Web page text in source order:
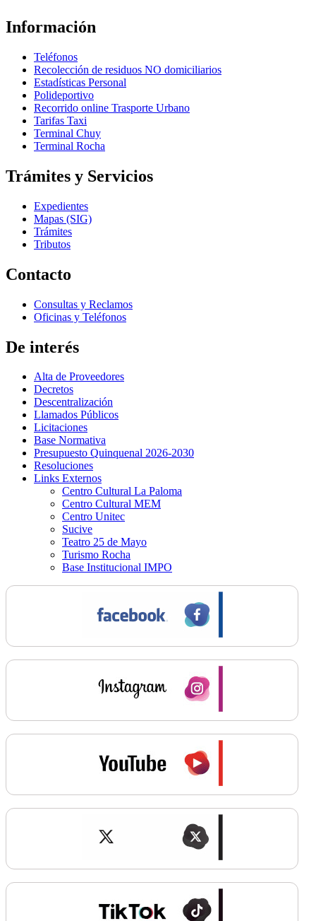
Información
Teléfonos
Recolección de residuos NO domiciliarios
Estadísticas Personal
Polideportivo
Recorrido online Trasporte Urbano
Tarifas Taxi
Terminal Chuy
Terminal Rocha
Trámites y Servicios
Expedientes
Mapas (SIG)
Trámites
Tributos
Contacto
Consultas y Reclamos
Oficinas y Teléfonos
De interés
Alta de Proveedores
Decretos
Descentralización
Llamados Públicos
Licitaciones
Base Normativa
Presupuesto Quinquenal 2026-2030
Resoluciones
Links Externos
Centro Cultural La Paloma
Centro Cultural MEM
Centro Unitec
Sucive
Teatro 25 de Mayo
Turismo Rocha
Base Institucional IMPO